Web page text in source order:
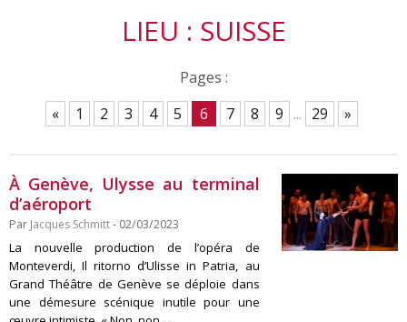
LIEU : SUISSE
Pages :
«
1 2 3 4 5 6 7 8 9 ... 29 »
À Genève, Ulysse au terminal
d’aéroport
Par Jacques Schmitt- 02/03/2023
La nouvelle production de l’opéra de
Monteverdi, Il ritorno d’Ulisse in Patria, au
Grand Théâtre de Genève se déploie dans
une démesure scénique inutile pour une